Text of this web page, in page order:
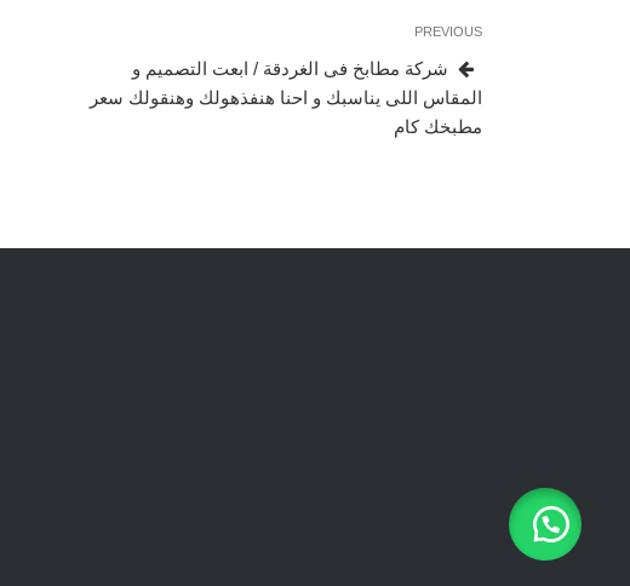
تصفّح
المقالات
Previous
Post
PREVIOUS
شركة مطابخ فى الغردقة / ابعت التصميم و
المقاس اللى يناسبك و احنا هنفذهولك وهنقولك سعر
مطبخك كام